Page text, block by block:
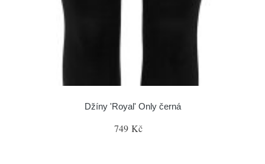
Džíny 'Royal' Only černá
749 Kč